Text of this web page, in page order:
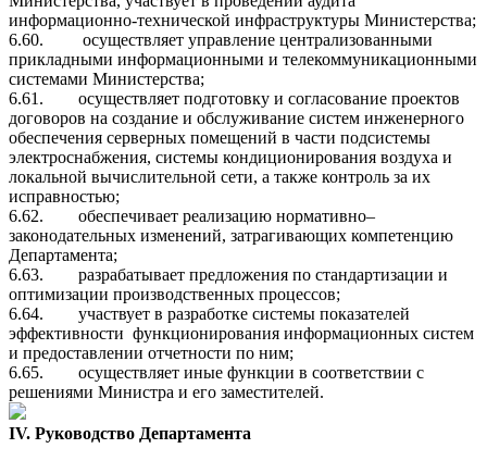
информационно-технической инфраструктуры Министерства;
6.60.
осуществляет управление централизованными
прикладными информационными и телекоммуникационными
системами Министерства;
6.61.
осуществляет подготовку и согласование проектов
договоров на создание и обслуживание систем инженерного
обеспечения серверных помещений в части подсистемы
электроснабжения, системы кондиционирования воздуха и
локальной вычислительной сети, а также контроль за их
исправностью;
6.62.
обеспечивает реализацию нормативно–
законодательных изменений, затрагивающих компетенцию
Департамента;
6.63.
разрабатывает предложения по стандартизации и
оптимизации производственных процессов;
6.64.
участвует в разработке системы показателей
эффективности функционирования информационных систем
и предоставлении отчетности по ним;
6.65.
осуществляет иные функции в соответствии с
решениями Министра и его заместителей.
IV. Руководство Департамента